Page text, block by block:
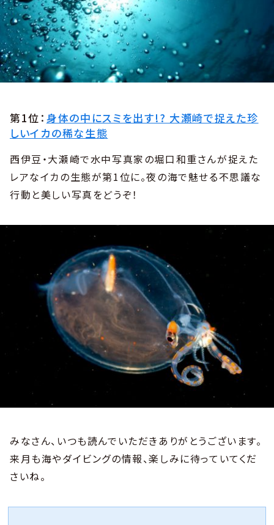
第1位： 身体の中にスミを出す!? 大瀬崎で捉えた珍
しいイカの稀な生態
西伊豆・大瀬崎で水中写真家の堀口和重さんが捉えた
レアなイカの生態が第1位に。夜の海で魅せる不思議な
行動と美しい写真をどうぞ！
みなさん、いつも読んでいただきありがとうございます。
来月も海やダイビングの情報、楽しみに待っていてくだ
さいね。